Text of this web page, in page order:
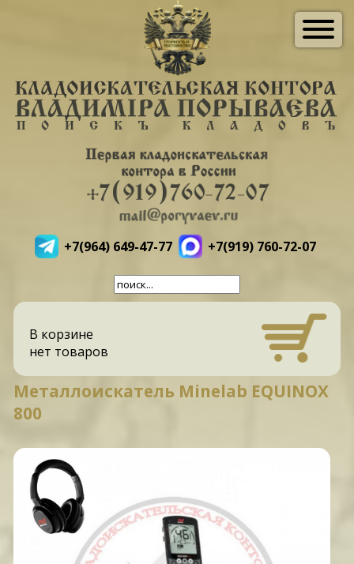
+7(964) 649-47-77 +7(919) 760-72-07
В корзине
нет товаров
Металлоискатель Minelab EQUINOX
800